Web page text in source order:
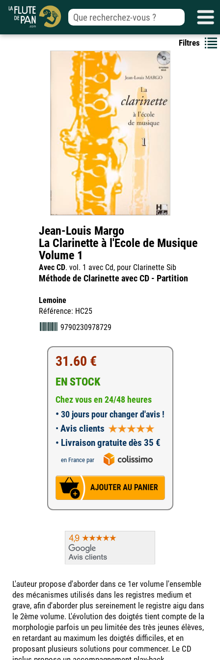
Filtres
Jean-Louis Margo
La Clarinette à l'Ecole de Musique
Volume 1
Avec CD. vol. 1 avec Cd, pour Clarinette Sib
Méthode de Clarinette avec CD - Partition
Lemoine
Référence: HC25
9790230978729
31.60 €
EN STOCK
Chez vous en 24/48 heures
• 30 jours pour changer d'avis !
• Avis clients
• Livraison gratuite dès 35 €
en France par
L'auteur propose d'aborder dans ce 1er volume l'ensemble
des mécanismes utilisés dans les registres medium et
grave, afin d'aborder plus sereinement le registre aigu dans
le 2ème volume. L'évolution des doigtés tient compte de la
morphologie parfois un peu limitée des très jeunes élèves,
en retardant au maximum les doigtés difficiles, et en
proposant plusieurs solutions pour commencer. Le CD